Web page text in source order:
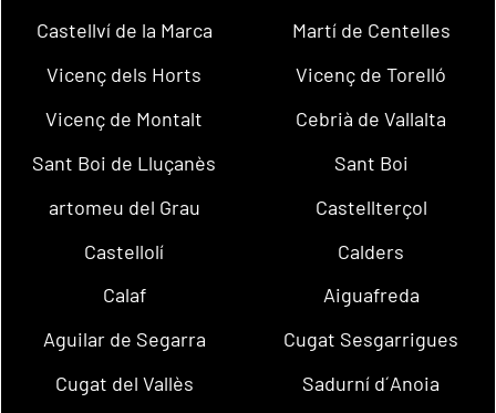
Castellví de la Marca
Martí de Centelles
Vicenç dels Horts
Vicenç de Torelló
Vicenç de Montalt
Cebrià de Vallalta
Sant Boi de Lluçanès
Sant Boi
artomeu del Grau
Castellterçol
Castellolí
Calders
Calaf
Aiguafreda
Aguilar de Segarra
Cugat Sesgarrigues
Cugat del Vallès
Sadurní d´Anoia